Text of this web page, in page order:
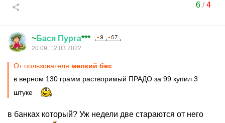
6/4
~Бася Пурга***
20:09, 12.03.2022
От пользователя мелкий бес
в верном 130 грамм растворимый ПРАДО за 99 купил 3
штуке
в банках который? Уж недели две стараются от него